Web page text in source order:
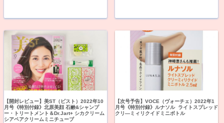
【開封レビュー】美ST（ビスト）2022年10
月号《特別付録》北原美顔 石鹸&シャンプ
ー・トリートメント＆Dr.Jart+ シカクリーム
シアペアクリームミニチューブ
【次号予告】VOCE（ヴォーチェ）2022年1
月号《特別付録》ルナソル ライトスプレッド
クリ―ミィリクイドミニボトル